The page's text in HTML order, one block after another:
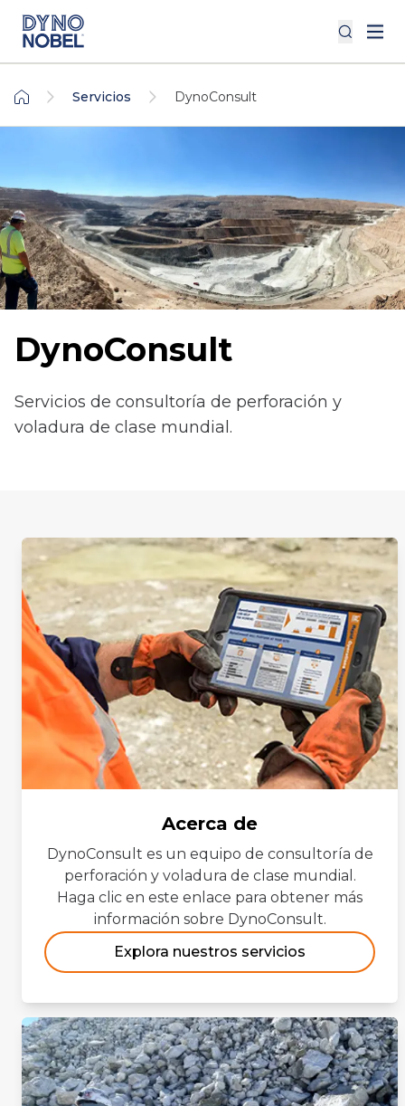
Servicios DynoConsult
DynoConsult
Servicios de consultoría de perforación y
voladura de clase mundial.
Acerca de
DynoConsult es un equipo de consultoría de
perforación y voladura de clase mundial.
Haga clic en este enlace para obtener más
información sobre DynoConsult.
Explora nuestros servicios